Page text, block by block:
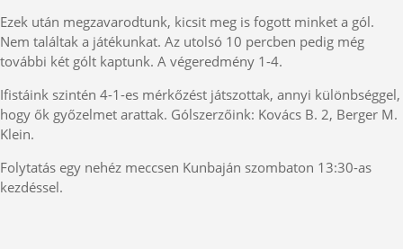
Ezek után megzavarodtunk, kicsit meg is fogott minket a gól.
Nem találtak a játékunkat. Az utolsó 10 percben pedig még
további két gólt kaptunk. A végeredmény 1-4.
Ifistáink szintén 4-1-es mérkőzést játszottak, annyi különbséggel,
hogy ők győzelmet arattak. Gólszerzőink: Kovács B. 2, Berger M.
Klein.
Folytatás egy nehéz meccsen Kunbaján szombaton 13:30-as
kezdéssel.